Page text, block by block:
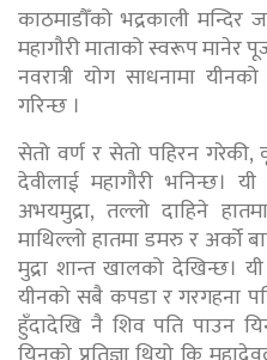
काठमाडौँको भद्रकाली
महागौरी माताको स्वरूप मानेर
नवरात्री योग साधनामा
गरिन्छ ।
सेतो वर्ण र सेतो पहिरन
देवीलाई महागौरी भनिन्छ।
अभयमुद्रा, तल्लो दाहिने
माथिल्लो हातमा डमरु र अर्को
मुद्रा शान्त खालको देखिन्छ।
यीनको सबै कपडा र गरगहना
हुँदादेखि नै शिव पति पाउन